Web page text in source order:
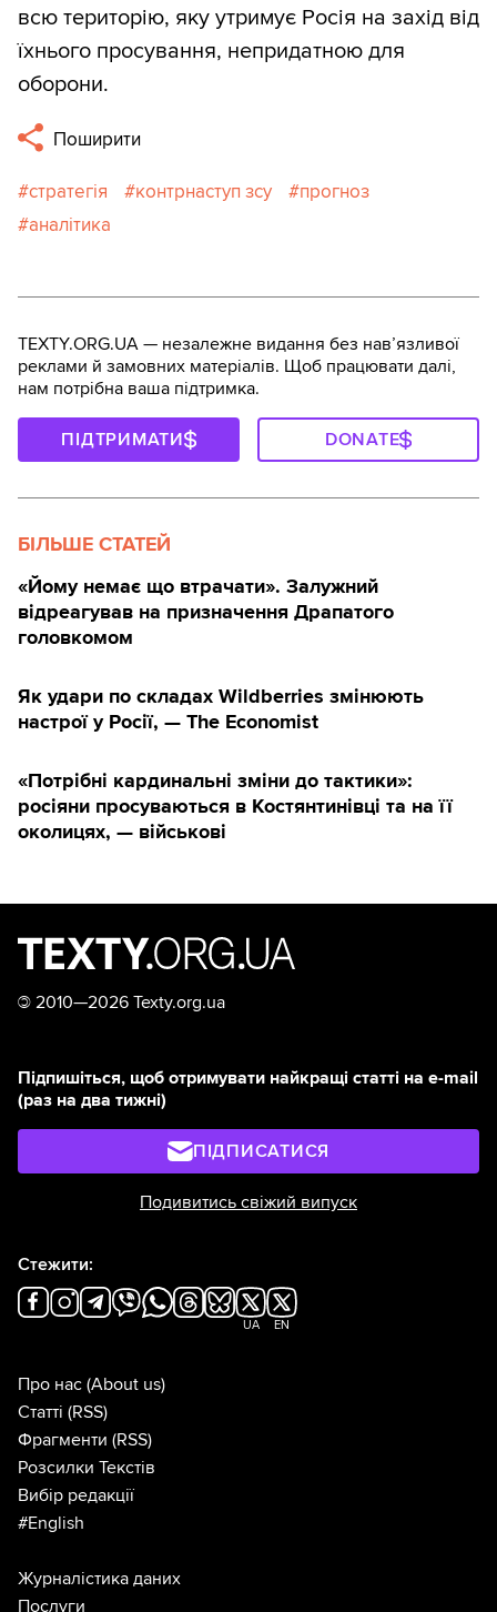
всю територію, яку утримує Росія на захід від
їхнього просування, непридатною для
оборони.
Поширити
стратегія контрнаступ зсу
прогноз
аналітика
TEXTY.ORG.UA — незалежне видання без навʼязливої
реклами й замовних матеріалів. Щоб працювати далі,
нам потрібна ваша підтримка.
ПІДТРИМАТИ DONATE
БІЛЬШЕ СТАТЕЙ
«Йому немає що втрачати». Залужний
відреагував на призначення Драпатого
головкомом
Як удари по складах Wildberries змінюють
настрої у Росії, — The Economist
«Потрібні кардинальні зміни до тактики»:
росіяни просуваються в Костянтинівці та на її
околицях, — військові
© 2010—2026 Texty.org.ua
Підпишіться, щоб отримувати найкращі статті на e-mail
(раз на два тижні)
ПІДПИСАТИСЯ
Подивитись свіжий випуск
Стежити:
UA EN
Про нас (About us)
Статті (RSS)
Фрагменти (RSS)
Розсилки Текстів
Вибір редакції
#English
Журналістика даних
Послуги